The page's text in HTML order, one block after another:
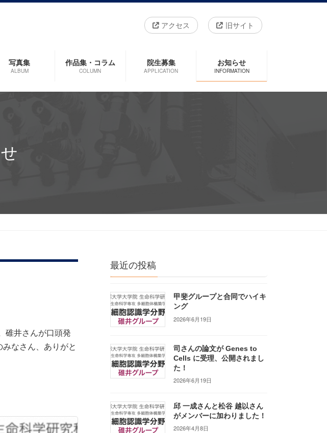
アクセス 旧サイト
写真集
ALBUM
作品集・コラム
COLUMN
院生募集
APPLICATION
お知らせ
INFORMATION
碓井さんが口頭発
なさん、ありがと
最近の投稿
甲斐グループと合同でハイキ
ング
2026年6月19日
司さんの論文が Genes to
Cells に受理、公開されまし
た！
2026年6月19日
邱 一成さんと松谷 越以さん
がメンバーに加わりました！
2026年4月8日